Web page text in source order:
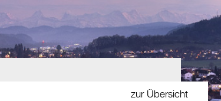
zur Übersicht